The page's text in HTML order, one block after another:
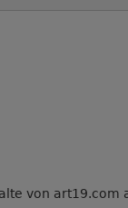
von art19.com